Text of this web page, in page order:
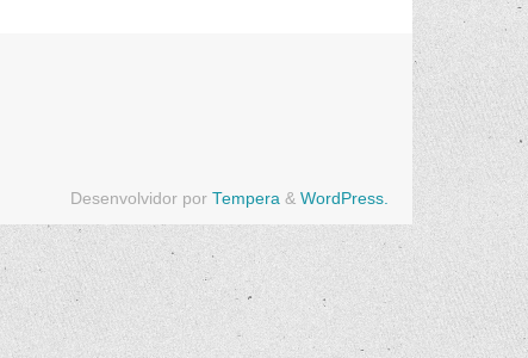
Desenvolvidor por Tempera & WordPress.